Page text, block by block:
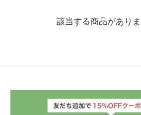
該当する商品がありま